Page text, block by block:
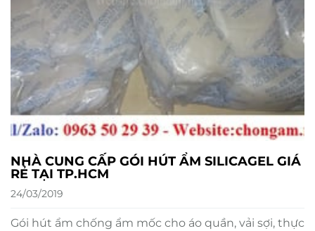
NHÀ CUNG CẤP GÓI HÚT ẨM SILICAGEL GIÁ
RẺ TẠI TP.HCM
24/03/2019
Gói hút ẩm chống ẩm mốc cho áo quần, vải sợi, thực